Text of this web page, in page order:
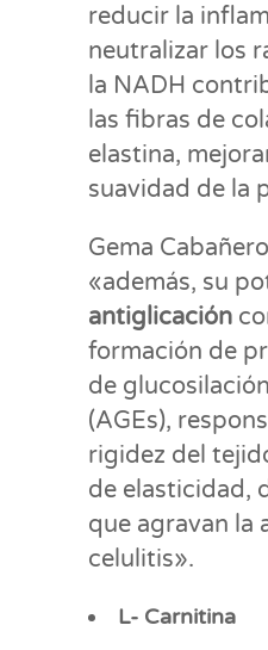
reducir la
neutralizar los
la NADH
las fibras de
elastina,
suavidad de la
Gema
«además, su
antiglicación
formación de
de
(AGEs),
rigidez del
de elasticidad,
que agravan la
celulitis».
L- Carnitina